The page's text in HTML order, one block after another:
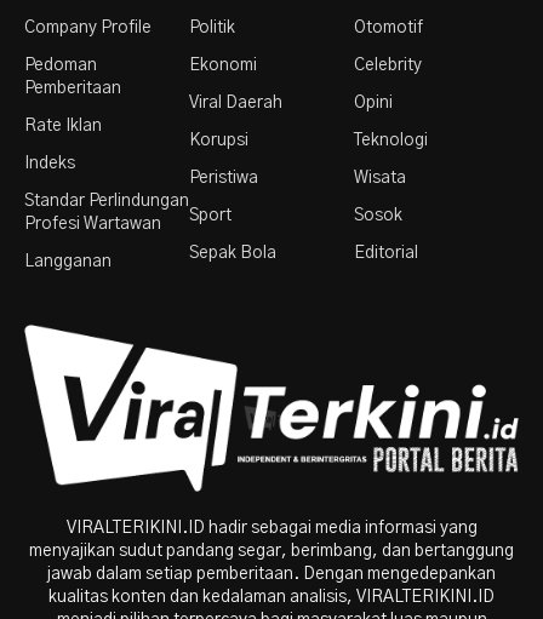
Company Profile
Pedoman
Pemberitaan
Rate Iklan
Indeks
Standar Perlindungan
Profesi Wartawan
Langganan
Politik
Ekonomi
Viral Daerah
Korupsi
Peristiwa
Sport
Sepak Bola
Otomotif
Celebrity
Opini
Teknologi
Wisata
Sosok
Editorial
VIRALTERIKINI.ID hadir sebagai media informasi yang
menyajikan sudut pandang segar, berimbang, dan bertanggung
jawab dalam setiap pemberitaan. Dengan mengedepankan
kualitas konten dan kedalaman analisis, VIRALTERIKINI.ID